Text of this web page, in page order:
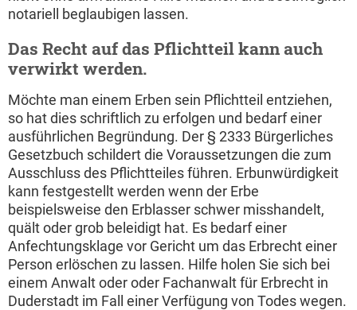
notariell beglaubigen lassen.
Das Recht auf das Pflichtteil kann auch
verwirkt werden.
Möchte man einem Erben sein Pflichtteil entziehen,
so hat dies schriftlich zu erfolgen und bedarf einer
ausführlichen Begründung. Der § 2333 Bürgerliches
Gesetzbuch schildert die Voraussetzungen die zum
Ausschluss des Pflichtteiles führen. Erbunwürdigkeit
kann festgestellt werden wenn der Erbe
beispielsweise den Erblasser schwer misshandelt,
quält oder grob beleidigt hat. Es bedarf einer
Anfechtungsklage vor Gericht um das Erbrecht einer
Person erlöschen zu lassen. Hilfe holen Sie sich bei
einem Anwalt oder oder Fachanwalt für Erbrecht in
Duderstadt im Fall einer Verfügung von Todes wegen.